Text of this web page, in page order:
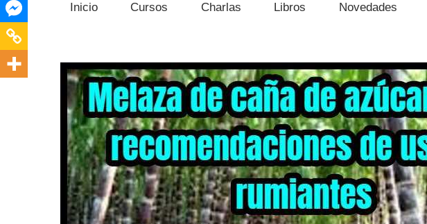
Inicio Cursos Charlas Libros Novedades